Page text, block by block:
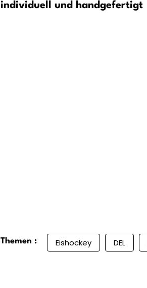
individuell und handgefertigt
Themen : Eishockey DEL